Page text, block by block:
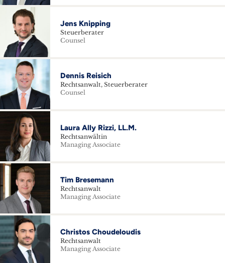
Jens Knipping
Steuerberater
Counsel
Dennis Reisich
Rechtsanwalt, Steuerberater
Counsel
Laura Ally Rizzi, LL.M.
Rechtsanwältin
Managing Associate
Tim Bresemann
Rechtsanwalt
Managing Associate
Christos Choudeloudis
Rechtsanwalt
Managing Associate